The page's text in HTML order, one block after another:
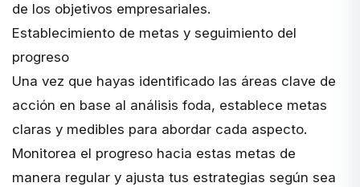
de los objetivos empresariales.
Establecimiento de metas y seguimiento del
progreso
Una vez que hayas identificado las áreas clave de
acción en base al análisis foda, establece metas
claras y medibles para abordar cada aspecto.
Monitorea el progreso hacia estas metas de
manera regular y ajusta tus estrategias según sea